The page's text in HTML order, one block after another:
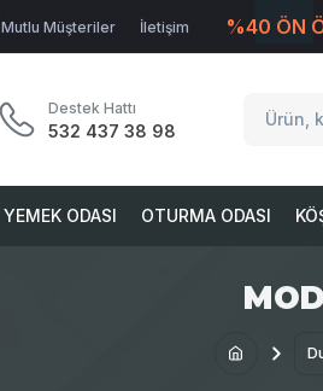
Mutlu Müşteriler İletişim %40 ÖN
Destek Hattı
532 437 38 98
YEMEK ODASI OTURMA ODASI
T